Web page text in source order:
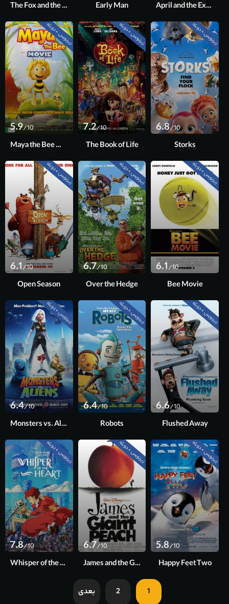
April and the Extraordinary World
Early Man
The Fox and the Hound
زیرنویس + دوبله
6.8/10
Storks
زیرنویس + دوبله
7.2/10
The Book of Life
زیرنویس + دوبله
5.9/10
Maya the Bee Movie
زیرنویس + دوبله
6.1/10
Bee Movie
زیرنویس + دوبله
6.7/10
Over the Hedge
زیرنویس + دوبله
6.1/10
Open Season
زیرنویس + دوبله
6.6/10
Flushed Away
زیرنویس + دوبله
6.4/10
Robots
زیرنویس + دوبله
6.4/10
Monsters vs. Aliens
زیرنویس + دوبله
5.8/10
Happy Feet Two
زیرنویس + دوبله
6.7/10
James and the Giant Peach
زیرنویس + دوبله
7.8/10
Whisper of the Heart
1
2 بعدی